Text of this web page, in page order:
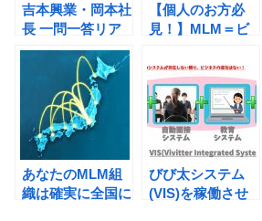
吉本興業・岡本社
長 一問一答リア
ルタイム謝罪会見
の動画中継の内容
を見て思ったこと
【個人のお方必
見！】MLM＝ビ
資。このスキルを
手に入れることは
重要!!
あなたのMLM組
織は確実に全国に
びび太システム
(VIS)を稼働させ